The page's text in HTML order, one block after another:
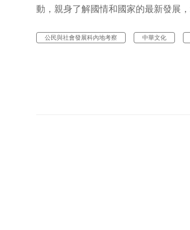
動，親身了解國情和國家的最新發展
公民與社會發展科內地考察 中華文化